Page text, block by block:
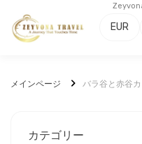
EUR
メインページ バラ谷と赤谷
カテゴリー